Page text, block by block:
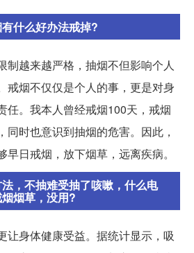
什么好办法戒掉?
制越来越严格，抽烟不但影响个人
戒烟不仅仅是个人的事，更是对身
任。我本人曾经戒烟100天，戒烟
同时也意识到抽烟的危害。因此，
日戒烟，放下烟草，远离疾病。
，不抽难受抽了咳嗽，什么电
烟草，没用?
让身体健康受益。据统计显示，吸